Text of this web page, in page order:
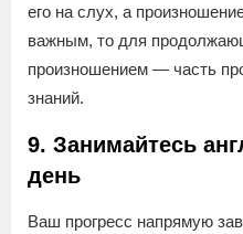
его на слух, а
важным, то для
произношением — часть
знаний.
9. Занимайтесь
день
Ваш прогресс напрямую